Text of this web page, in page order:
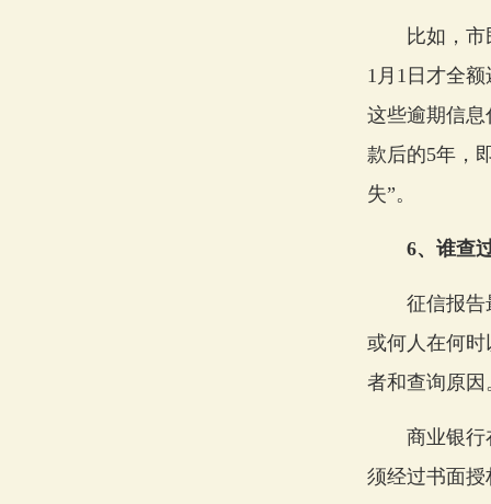
比如，市民
1月1日才全
这些逾期信息
款后的5年，
失”。
6、谁查
征信报告最
或何人在何
者和查询原因
商业银行在
须经过书面